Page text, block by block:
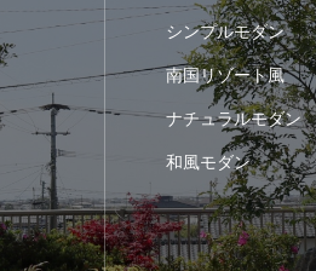
シンプルモダン
南国リゾート風
ナチュラルモダン
和風モダン